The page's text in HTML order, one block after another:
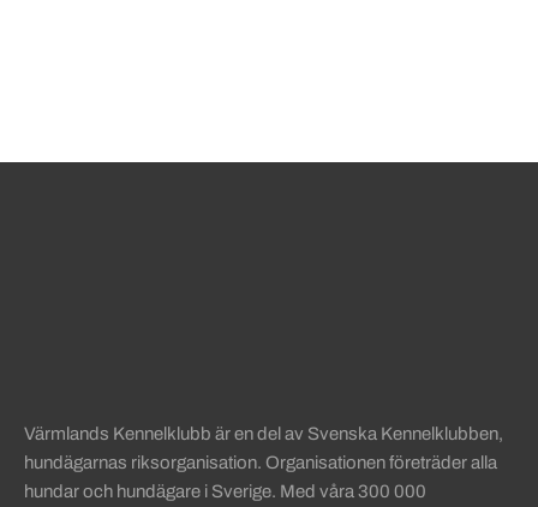
Värmlands Kennelklubb är en del av Svenska Kennelklubben,
hundägarnas riksorganisation. Organisationen företräder alla
hundar och hundägare i Sverige. Med våra 300 000